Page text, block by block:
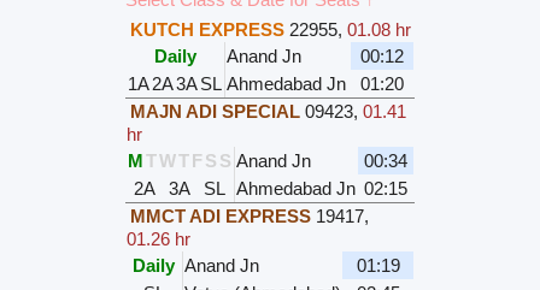
KUTCH EXPRESS 22955,01.08 hr
Daily
Anand Jn
00:12
1A2A3ASL Ahmedabad Jn
01:20
MAJN ADI SPECIAL 09423,01.41
hr
M TWTFS S Anand Jn
00:34
2A
3A SL Ahmedabad Jn 02:15
MMCT ADI EXPRESS 19417,
01.26 hr
Daily Anand Jn
01:19